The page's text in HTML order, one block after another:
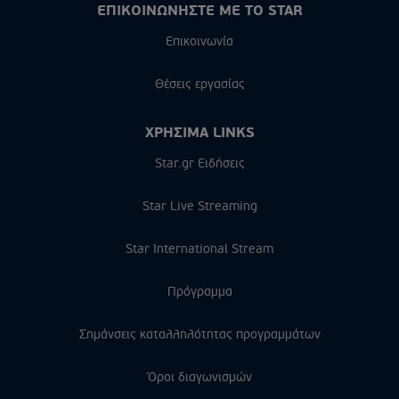
ΕΠΙΚΟΙΝΩΝΗΣΤΕ ΜΕ ΤΟ STAR
Επικοινωνία
Θέσεις εργασίας
ΧΡΗΣΙΜΑ LINKS
Star.gr Ειδήσεις
Star Live Streaming
Star International Stream
Πρόγραμμα
Σημάνσεις καταλληλότητας προγραμμάτων
Όροι διαγωνισμών